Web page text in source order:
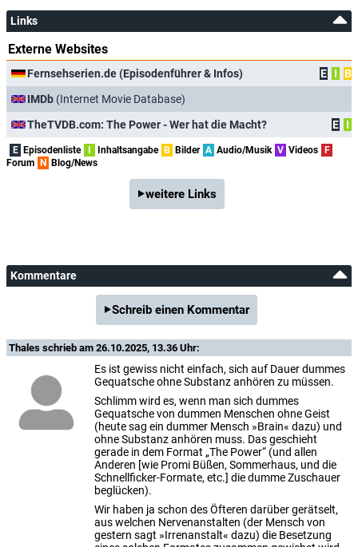
Links
Externe Websites
Fernsehserien.de (Episodenführer & Infos) E I
B
IMDb (Internet Movie Database)
TheTVDB.com: The Power - Wer hat die Macht?
E I
E Episodenliste Inhaltsangabe B Bilder A Audio/Musik V Videos
F
Forum
N Blog/News
weitere Links
Kommentare
Schreib einen Kommentar
Thales schrieb am 26.10.2025, 13.36 Uhr:
Es ist gewiss nicht einfach, sich auf Dauer dummes
Gequatsche ohne Substanz anhören zu müssen.
Schlimm wird es, wenn man sich dummes
Gequatsche von dummen Menschen ohne Geist
(heute sag ein dummer Mensch »Brain« dazu) und
ohne Substanz anhören muss. Das geschieht
gerade in dem Format „The Power“ (und allen
Anderen [wie Promi Büßen, Sommerhaus, und die
Schnellficker-Formate, etc.] die dumme Zuschauer
beglücken).
Wir haben ja schon des Öfteren darüber gerätselt,
aus welchen Nervenanstalten (der Mensch von
gestern sagt »Irrenanstalt« dazu) die Besetzung